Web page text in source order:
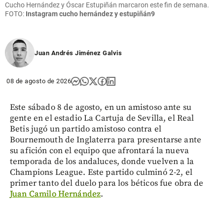
Cucho Hernández y Óscar Estupiñán marcaron este fin de semana.
FOTO: Instagram cucho hernández y estupiñán9
Juan Andrés Jiménez Galvis
08 de agosto de 2026
Este sábado 8 de agosto, en un amistoso ante su
gente en el estadio La Cartuja de Sevilla, el Real
Betis jugó un partido amistoso contra el
Bournemouth de Inglaterra para presentarse ante
su afición con el equipo que afrontará la nueva
temporada de los andaluces, donde vuelven a la
Champions League. Este partido culminó 2-2, el
primer tanto del duelo para los béticos fue obra de
Juan Camilo Hernández.